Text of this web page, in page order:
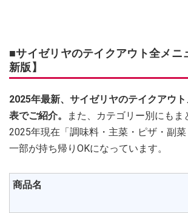
■サイゼリヤのテイクアウト全メニ
新版】
2025年最新、サイゼリヤのテイクアウ
表でご紹介。
また、カテゴリー別にもま
2025年現在「調味料・主菜・ピザ・副
一部が持ち帰りOKになっています。
商品名